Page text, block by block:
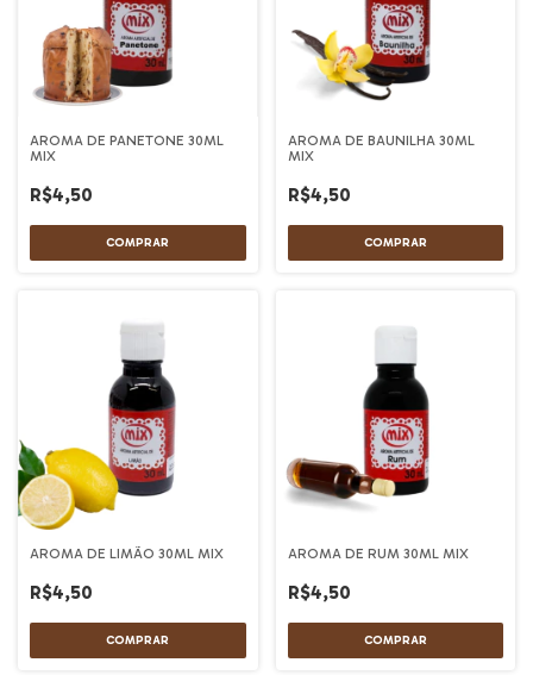
AROMA DE PANETONE 30ML
MIX
R$4,50
AROMA DE BAUNILHA 30ML
MIX
R$4,50
AROMA DE LIMÃO 30ML MIX
R$4,50
AROMA DE RUM 30ML MIX
R$4,50